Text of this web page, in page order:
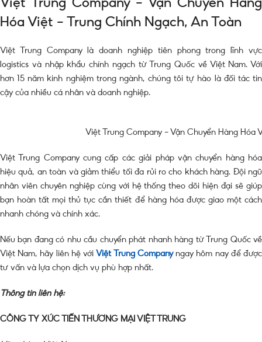
Hóa Việt – Trung Chính Ngạch, An Toàn
Việt Trung Company là doanh nghiệp tiên phong trong lĩnh vực
logistics và nhập khẩu chính ngạch từ Trung Quốc về Việt Nam. Với
hơn 15 năm kinh nghiệm trong ngành, chúng tôi tự hào là đối tác tin
cậy của nhiều cá nhân và doanh nghiệp.
Việt Trung Company – Vận Chuyển Hàng Hóa
Việt Trung Company cung cấp các giải pháp vận chuyển hàng hóa
hiệu quả, an toàn và giảm thiểu tối đa rủi ro cho khách hàng. Đội ngũ
nhân viên chuyên nghiệp cùng với hệ thống theo dõi hiện đại sẽ giúp
bạn hoàn tất mọi thủ tục cần thiết để hàng hóa được giao một cách
nhanh chóng và chính xác.
Nếu bạn đang có nhu cầu chuyển phát nhanh hàng từ Trung Quốc về
Việt Nam, hãy liên hệ với Việt Trung Companyngay hôm nay để được
tư vấn và lựa chọn dịch vụ phù hợp nhất.
Thông tin liên hệ:
CÔNG TY XÚC TIẾN THƯƠNG MẠI VIỆT TRUNG